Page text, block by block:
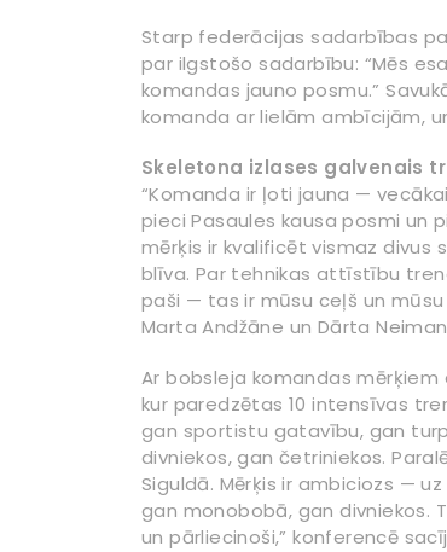
Starp federācijas sadarbības
par ilgstošo sadarbību: “Mēs
komandas jauno posmu.”
komanda ar lielām ambīcijām,
Skeletona izlases galvenais
“Komanda ir ļoti jauna —
pieci Pasaules kausa posmi un
mērķis ir kvalificēt vismaz divus
blīva. Par tehnikas attīstību
paši — tas ir mūsu ceļš un mūsu
Marta Andžāne un Dārta
Ar bobsleja komandas
kur paredzētas 10 intensīvas
gan sportistu gatavību, gan
divniekos, gan četriniekos.
Siguldā. Mērķis ir ambiciozs —
gan monobobā, gan divniekos.
un pārliecinoši,” konferencē